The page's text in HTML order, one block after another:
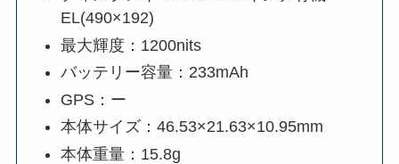
EL(490×192)
最大輝度：1200nits
バッテリー容量：233mAh
GPS：ー
本体サイズ：46.53×21.63×10.95mm
本体重量：15.8g